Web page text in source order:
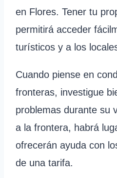
en Flores. Tener tu
permitirá acceder
turísticos y a los
Cuando piense en
fronteras, investigue
problemas durante su
a la frontera, habrá
ofrecerán ayuda con
de una tarifa.